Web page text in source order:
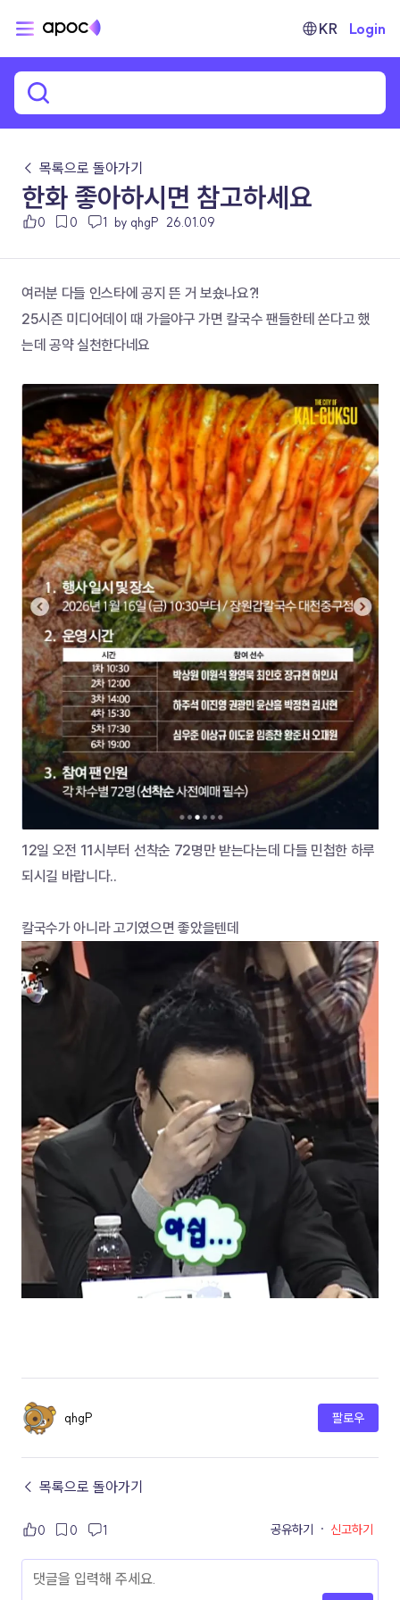
KR Login
← 목록으로 돌아가기
한화 좋아하시면 참고하세요
0 0 1 by qhgP 26.01.09
여러분 다들 인스타에 공지 뜬 거 보숐나요?!
25시즌 미디어데이 때 가을야구 가면 칼국수 팬들한테 쏜다고 했
는데 공약 실천한다네요
12일 오전 11시부터 선착순 72명만 받는다는데 다들 민첩한 하루
되시길 바랍니다..
칼국수가 아니라 고기였으면 좋았을텐데
qhgP 팔로우
← 목록으로 돌아가기
0 0 1 공유하기 · 신고하기